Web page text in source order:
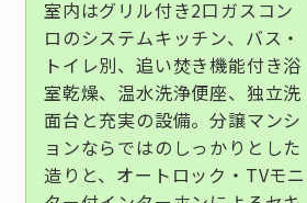
室内はグリル付き2口ガスコン
ロのシステムキッチン、バス・
トイレ別、追い焚き機能付き浴
室乾燥、温水洗浄便座、独立洗
面台と充実の設備。分譲マンシ
ョンならではのしっかりとした
造りと、オートロック・TVモニ